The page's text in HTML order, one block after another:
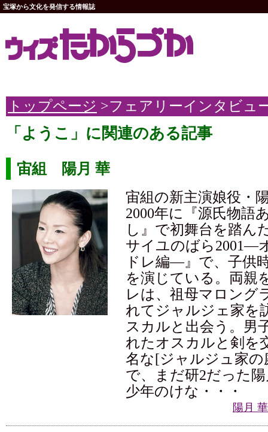
宝塚から文化を発信する情報誌
トップページ >フェアリーインタビュ
「ようこ」に関連のある記事
宙組 陽月 華
宙組の新主演娘役・
2000年に『源氏物語
し』で初舞台を踏ん
サイユのばら2001―
ドレ編―』で、子供
を演じている。両親
レは、祖母マロング
れてジャルジェ家を
スカルと出会う。男
れたオスカルと剣を
名な[ジャルジュ家の
で、まだ研2だった
少年のけな・・・
陽月